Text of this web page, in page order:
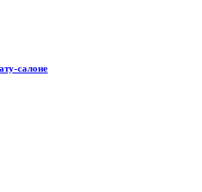
салоне